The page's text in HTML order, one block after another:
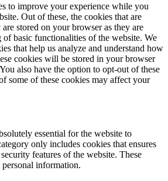
to improve your experience while you
Out of these, the cookies that are
are stored on your browser as they are
basic functionalities of the website. We
that help us analyze and understand how
cookies will be stored in your browser
also have the option to opt-out of these
some of these cookies may affect your
essential for the website to
only includes cookies that ensures
features of the website. These
information.